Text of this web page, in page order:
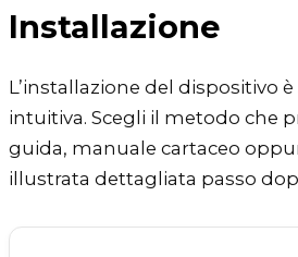
Installazione
L’installazione del dispositivo
intuitiva. Scegli il metodo che
guida, manuale cartaceo
illustrata dettagliata passo